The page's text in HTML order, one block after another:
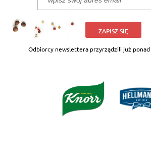
ZAPISZ SIĘ
Odbiorcy newslettera przyrządzili już ponad